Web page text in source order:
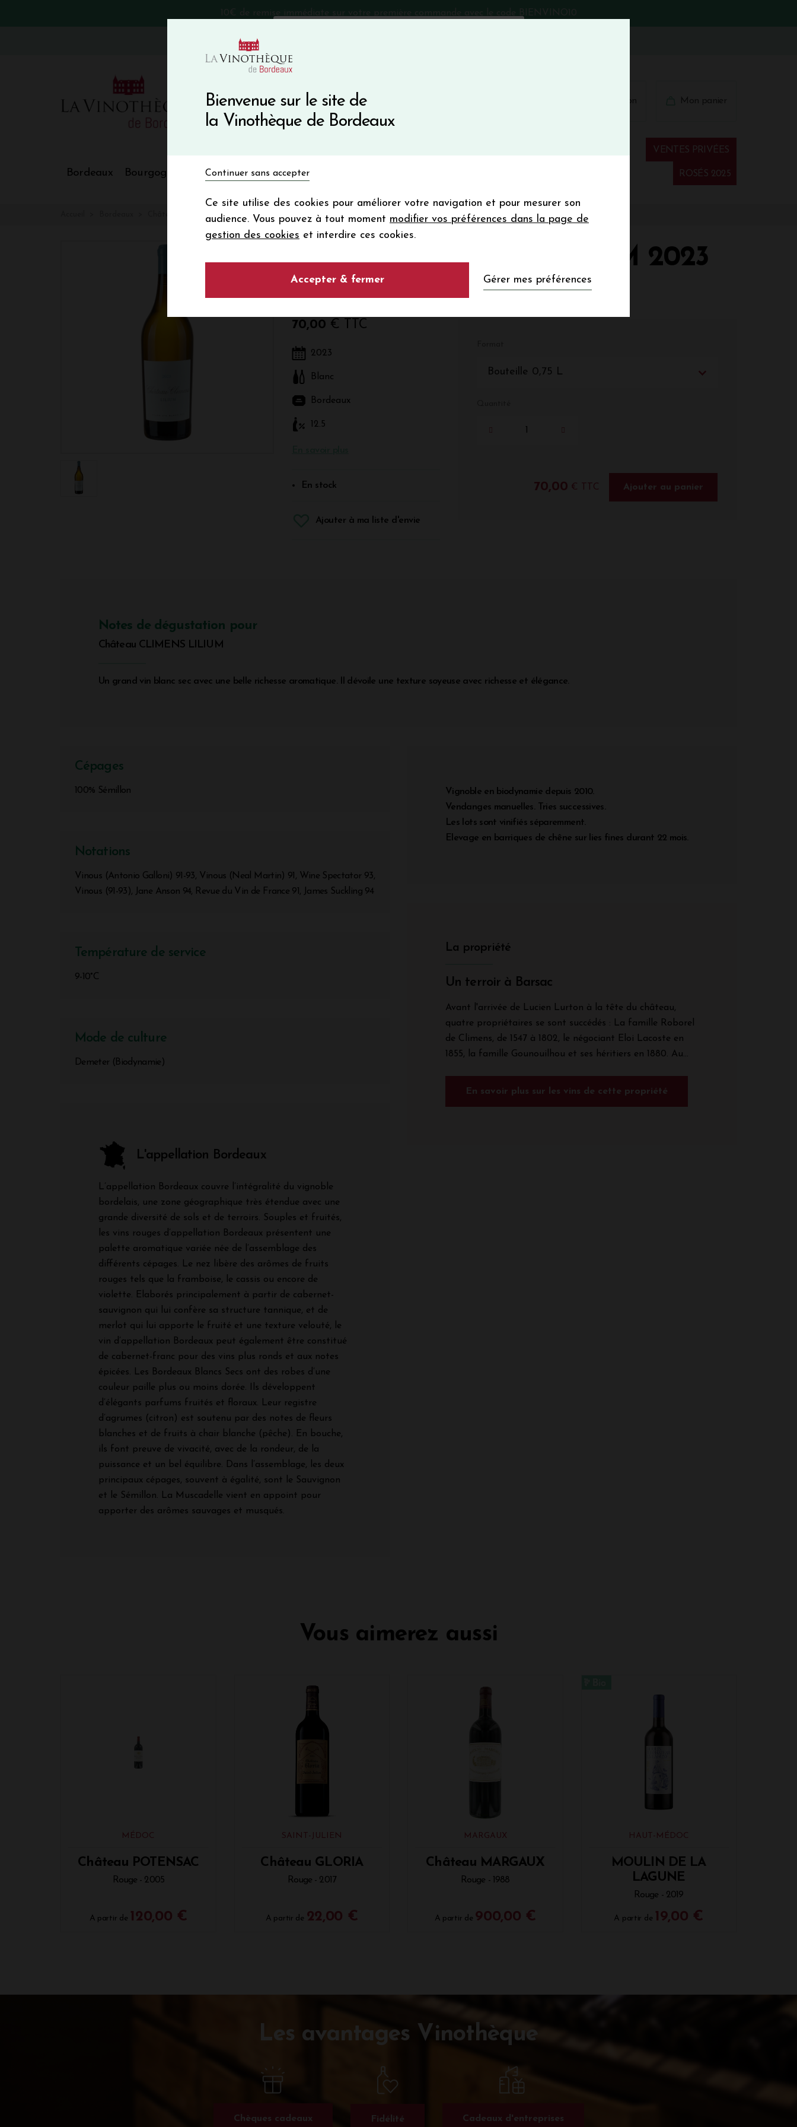
Bienvenue sur le site de
la Vinothèque de Bordeaux
Continuer sans accepter
Ce site utilise des cookies pour améliorer votre navigation et pour mesurer son
audience. Vous pouvez à tout moment modifier vos préférences dans la page de
gestion des cookies et interdire ces cookies.
Accepter & fermer Gérer mes préférences
VinoBlog
Bordeaux Bourgogne Nos Régions Vins du monde ROSÉS 2025
VENTES PRIVÉES
Château CLIMENS LILIUM
Château CLIMENS LILIUM 2023
Blanc - Bordeaux - Bordeaux
70,00 € TTC
2023
Blanc
Bordeaux
12.5
En stock
Ajouter à ma liste d'envie
Bouteille 0,75 L
70,00 € TTC Ajouter au panier
Notes de dégustation pour
Château CLIMENS LILIUM
Un grand vin blanc sec avec une belle richesse aromatique. Il dévoile une texture soyeuse avec richesse et élégance.
Cépages
100% Sémillon
Notations
Vinous (Antonio Galloni) 91-93, Vinous (Neal Martin) 91, Wine Spectator 93,
Vinous (91-93), Jane Anson 94, Revue du Vin de France 91, James Suckling 94
Température de service
9-10°C
Mode de culture
Demeter (Biodynamie)
L'appellation Bordeaux
L’appellation Bordeaux couvre l’intégralité du vignoble
bordelais, une zone géographique très étendue avec une
grande diversité de sols et de terroirs. Souples et fruités,
les vins rouges d’appellation Bordeaux présentent une
palette aromatique variée née de l’assemblage des
différents cépages. Le nez libère des arômes de fruits
rouges tels que la framboise, le cassis ou encore de
violette. Elaborés principalement à partir de cabernet-
sauvignon qui lui confère sa structure tannique, et de
merlot qui lui apporte le fruité et une texture velouté, le
vin d’appellation Bordeaux peut également être constitué
de cabernet-franc pour des vins plus ronds et aux notes
épicées. Les Bordeaux Blancs Secs ont des robes d’une
couleur paille plus ou moins dorée. Ils développent
d’élégants parfums fruités et floraux. Leur registre
d’agrumes (citron) est soutenu par des notes de fleurs
blanches et de fruits à chair blanche (pêche). En bouche,
ils font preuve de vivacité, avec de la rondeur, de la
puissance et un bel équilibre. Dans l’assemblage, les deux
principaux cépages, souvent à égalité, sont le Sauvignon
et le Sémillon. La Muscadelle vient en appoint pour
apporter des arômes sauvages et musqués.
Vignoble en biodynamie depuis 2010.
Vendanges manuelles. Tries successives.
Les lots sont vinifiés séparemment.
Elevage en barriques de chêne sur lies fines durant 22 mois.
La propriété
Un terroir à Barsac
Avant l'arrivée de Lucien Lurton à la tête du château,
quatre propriétaires se sont succédés : La famille Roborel
de Climens, de 1547 à 1802, le négociant Eloi Lacoste en
1855, la famille Gounouilhou et ses héritiers en 1880. Au...
En savoir plus sur les vins de cette propriété
Vous aimerez aussi
MÉDOC
Château POTENSAC
Rouge - 2005
A partir de 120,00 €
SAINT-JULIEN
Château GLORIA
Rouge - 2017
A partir de 22,00 €
MARGAUX
Château MARGAUX
Rouge - 1988
A partir de 900,00 €
HAUT-MÉDOC
MOULIN DE LA
LAGUNE
Rouge - 2019
A partir de 19,00 €
Les avantages Vinothèque
Chèques cadeaux Fidélité Cadeaux d'entreprises
En m’abonnant, j’accepte de recevoir la newsletter de la
Vinothèque de Bordeaux.